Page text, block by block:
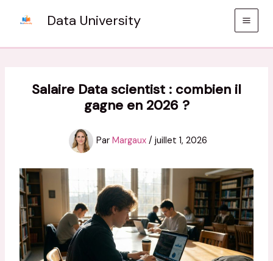
Data University
Salaire Data scientist : combien il
gagne en 2026 ?
Par Margaux / juillet 1, 2026